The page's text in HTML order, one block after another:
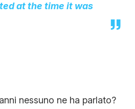
at the time it was
nessuno ne ha parlato?